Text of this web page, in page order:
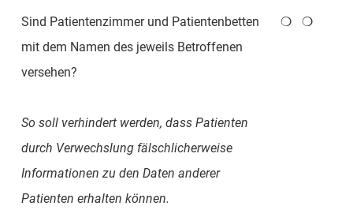
Sind Patientenzimmer und Patientenbetten
mit dem Namen des jeweils Betroffenen
versehen?
So soll verhindert werden, dass Patienten
durch Verwechslung fälschlicherweise
Informationen zu den Daten anderer
Patienten erhalten können.
❍ ❍